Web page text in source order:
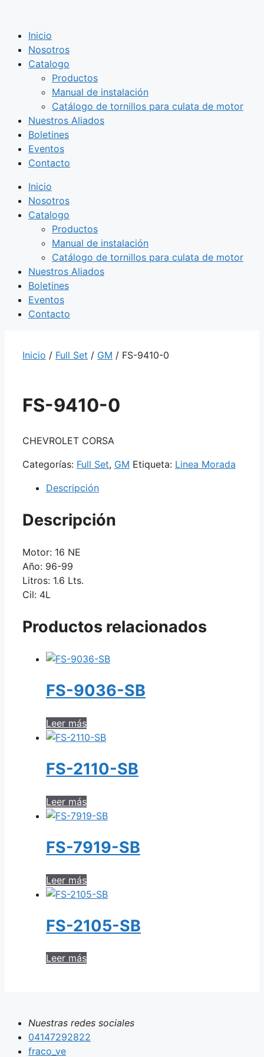
contenido
Inicio
Nosotros
Catalogo
Productos
Manual de instalación
Catálogo de tornillos para culata de motor
Nuestros Aliados
Boletines
Eventos
Contacto
Inicio
Nosotros
Catalogo
Productos
Manual de instalación
Catálogo de tornillos para culata de motor
Nuestros Aliados
Boletines
Eventos
Contacto
Inicio / Full Set / GM / FS-9410-0
FS-9410-0
CHEVROLET CORSA
Categorías: Full Set, GM Etiqueta: Linea Morada
Descripción
Descripción
Motor: 16 NE
Año: 96-99
Litros: 1.6 Lts.
Cil: 4L
Productos relacionados
FS-9036-SB
Leer más
FS-2110-SB
Leer más
FS-7919-SB
Leer más
FS-2105-SB
Leer más
Nuestras redes sociales
04147292822
fraco_ve